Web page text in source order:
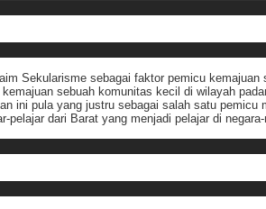
Sekularisme sebagai faktor pemicu kemajuan
sebuah komunitas kecil di wilayah
ini pula yang justru sebagai salah satu pemicu
dari Barat yang menjadi pelajar di negara-